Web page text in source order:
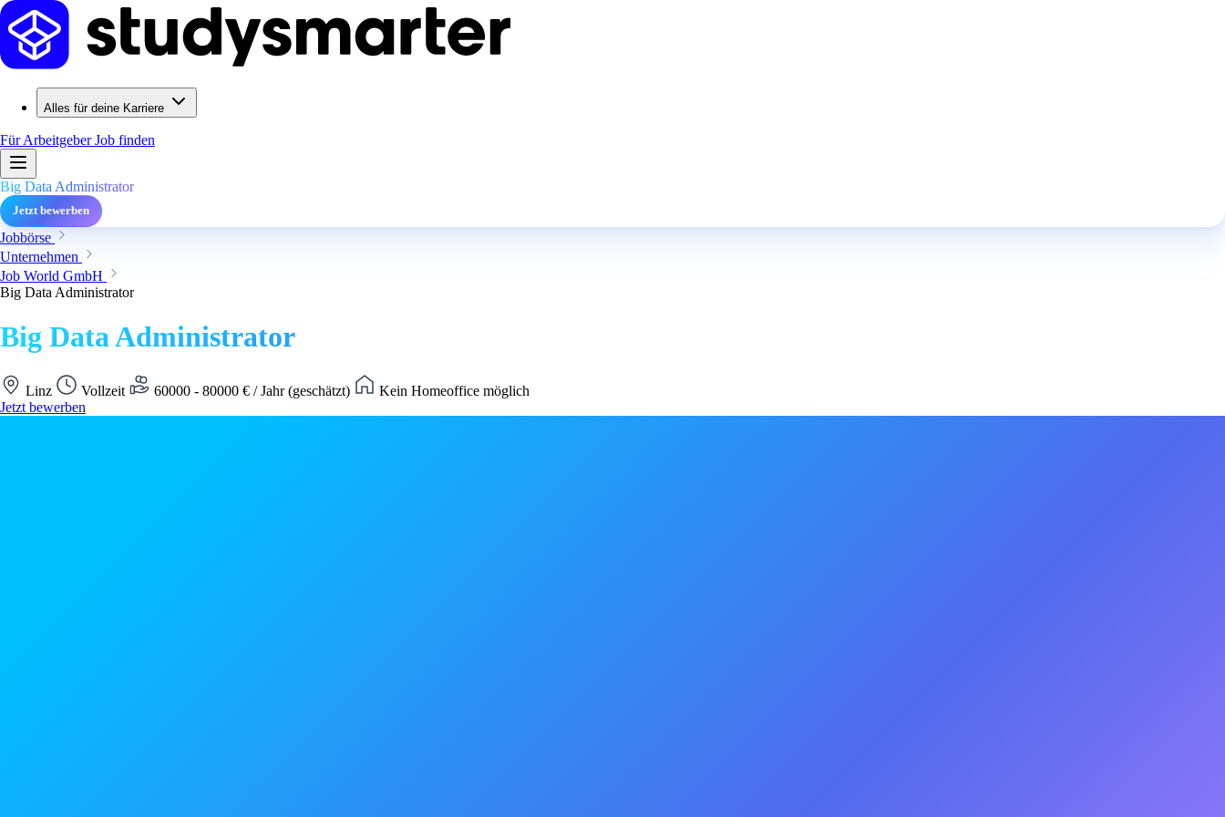
Alles für deine Karriere
Für ArbeitgeberJob finden
Big Data Administrator
Jetzt bewerben
Jobbörse
Unternehmen
Job World GmbH
Big Data Administrator
Big Data Administrator
Linz Vollzeit 60000 - 80000 € / Jahr (geschätzt)
Kein Homeoffice möglich
Jetzt bewerben